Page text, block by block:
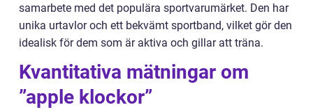
samarbete med det populära sportvarumärket. Den har
unika urtavlor och ett bekvämt sportband, vilket gör den
idealisk för dem som är aktiva och gillar att träna.
Kvantitativa mätningar om
”apple klockor”